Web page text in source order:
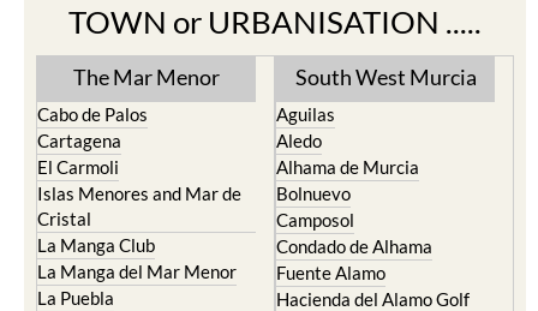
TOWN or URBANISATION .....
The Mar Menor
Cabo de Palos
Cartagena
El Carmoli
Islas Menores and Mar de
Cristal
La Manga Club
La Manga del Mar Menor
La Puebla
South West Murcia
Aguilas
Aledo
Alhama de Murcia
Bolnuevo
Camposol
Condado de Alhama
Fuente Alamo
Hacienda del Alamo Golf